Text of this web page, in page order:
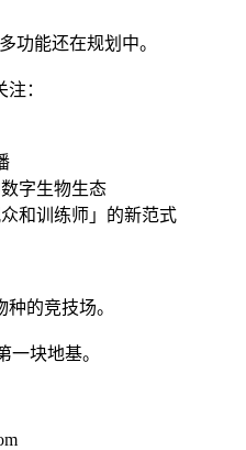
功能还在规划中。
：
字生物生态
和训练师」的新范式
的竞技场。
一块地基。